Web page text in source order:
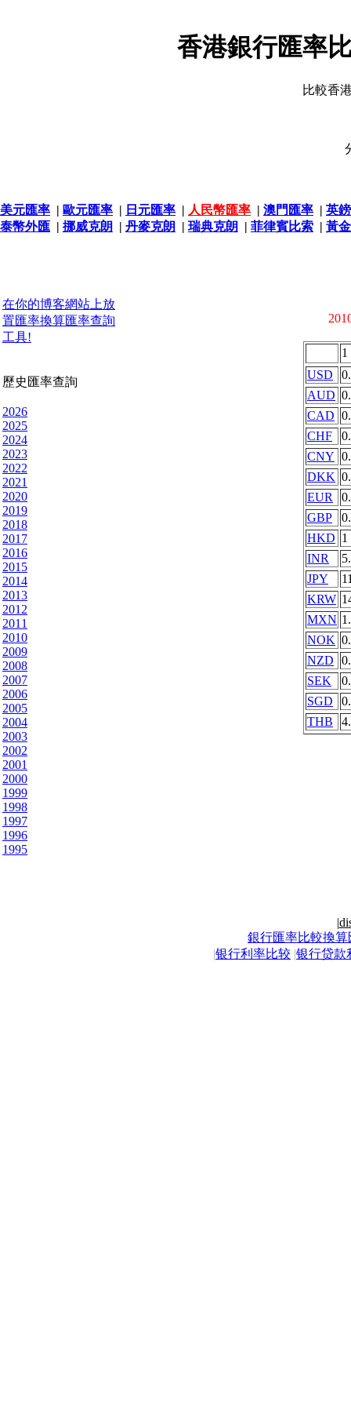
香港銀行匯率
比較香
美元匯率 | 歐元匯率 | 日元匯率 | 人民幣匯率 | 澳門匯率 | 英
泰幣外匯 | 挪威克朗 | 丹麥克朗 | 瑞典克朗 | 菲律賓比索 | 黃
在你的博客網站上放
置匯率換算匯率查詢
工具!
歷史匯率查詢
2026
2025
2024
2023
2022
2021
2020
2019
2018
2017
2016
2015
2014
2013
2012
2011
2010
2009
2008
2007
2006
2005
2004
2003
2002
2001
2000
1999
1998
1997
1996
1995
1
USD
AUD
CAD
CHF
CNY
DKK
EUR
GBP
HKD 1
INR
JPY
KRW
MXN
NOK
NZD
SEK
SGD
THB
|
銀行匯率比較換算
|银行利率比较 |银行贷款